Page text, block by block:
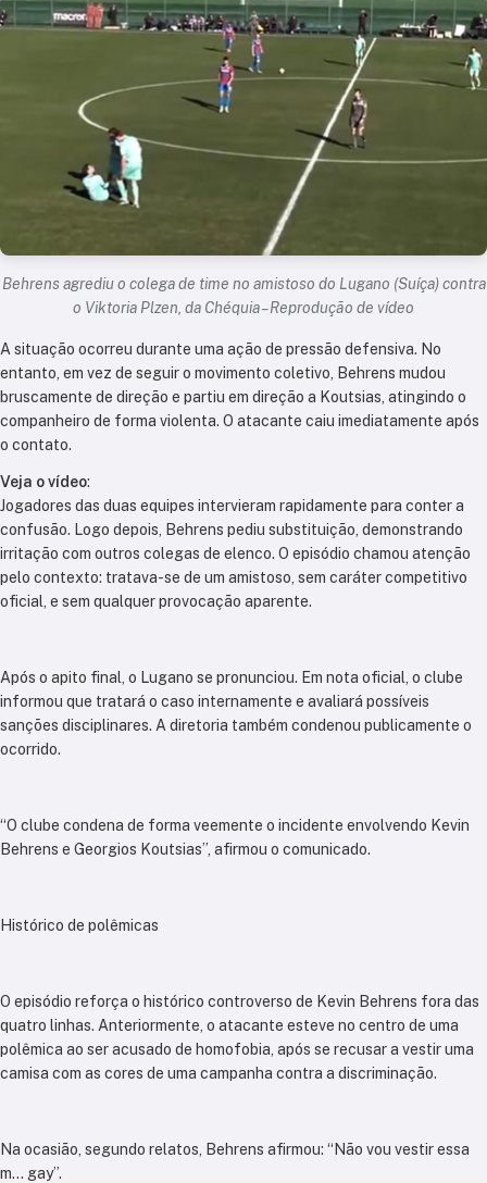
Behrens agrediu o colega de time no amistoso do Lugano (Suíça) contra
o Viktoria Plzen, da Chéquia – Reprodução de vídeo
A situação ocorreu durante uma ação de pressão defensiva. No
entanto, em vez de seguir o movimento coletivo, Behrens mudou
bruscamente de direção e partiu em direção a Koutsias, atingindo o
companheiro de forma violenta. O atacante caiu imediatamente após
o contato.
Veja o vídeo:
Jogadores das duas equipes intervieram rapidamente para conter a
confusão. Logo depois, Behrens pediu substituição, demonstrando
irritação com outros colegas de elenco. O episódio chamou atenção
pelo contexto: tratava-se de um amistoso, sem caráter competitivo
oficial, e sem qualquer provocação aparente.
Após o apito final, o Lugano se pronunciou. Em nota oficial, o clube
informou que tratará o caso internamente e avaliará possíveis
sanções disciplinares. A diretoria também condenou publicamente o
ocorrido.
“O clube condena de forma veemente o incidente envolvendo Kevin
Behrens e Georgios Koutsias”, afirmou o comunicado.
Histórico de polêmicas
O episódio reforça o histórico controverso de Kevin Behrens fora das
quatro linhas. Anteriormente, o atacante esteve no centro de uma
polêmica ao ser acusado de homofobia, após se recusar a vestir uma
camisa com as cores de uma campanha contra a discriminação.
Na ocasião, segundo relatos, Behrens afirmou: “Não vou vestir essa
m… gay”.